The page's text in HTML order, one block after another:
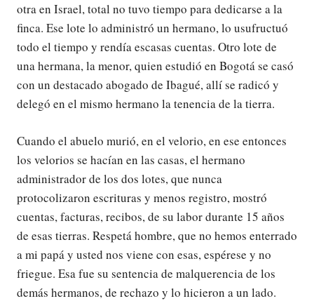
otra en Israel, total no tuvo tiempo para dedicarse a la
finca. Ese lote lo administró un hermano, lo usufructuó
todo el tiempo y rendía escasas cuentas. Otro lote de
una hermana, la menor, quien estudió en Bogotá se casó
con un destacado abogado de Ibagué, allí se radicó y
delegó en el mismo hermano la tenencia de la tierra.
Cuando el abuelo murió, en el velorio, en ese entonces
los velorios se hacían en las casas, el hermano
administrador de los dos lotes, que nunca
protocolizaron escrituras y menos registro, mostró
cuentas, facturas, recibos, de su labor durante 15 años
de esas tierras. Respetá hombre, que no hemos enterrado
a mi papá y usted nos viene con esas, espérese y no
friegue. Esa fue su sentencia de malquerencia de los
demás hermanos, de rechazo y lo hicieron a un lado.